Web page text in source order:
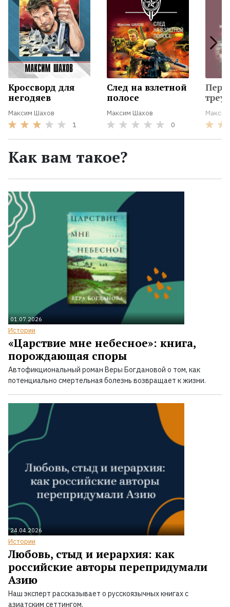
Кроссворд для
негодяев
Максим Шахов
1
След на взлетной
полосе
Максим Шахов
0
Как вам такое?
01.07.2026
Истории
«Царствие мне небесное»: книга,
порождающая споры
Автофикциональный роман Веры Богдановой о том, как
потенциально смертельная болезнь возвращает к жизни.
24.04.2026
Истории
Любовь, стыд и иерархия: как
российские авторы перепридумали
Азию
Наш эксперт рассказывает о русскоязычных книгах с
азиатским сеттингом.